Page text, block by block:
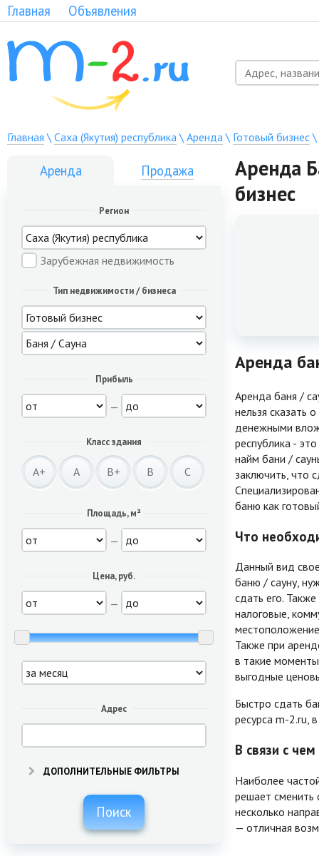
Главная Объявления
Главная \ Саха (Якутия) республика\ Аренда\ Готовый бизнес\
Аренда Продажа
Регион
Зарубежная недвижимость
Тип недвижимости / бизнеса
Прибыль
—
Класс здания
A+ A B+ B C
Площадь, м²
—
Цена, руб.
—
Адрес
ДОПОЛНИТЕЛЬНЫЕ ФИЛЬТРЫ
Поиск
Аренда
бизнес
Аренда
Аренда баня /
нельзя сказать
денежными
республика -
найм бани /
заключить, что
баню как
Что
Данный вид
баню / сауну,
сдать его.
налоговые,
Также при
в такие
выгодные
Быстро сдать
ресурса m-2.ru,
В связи с
Наиболее
решает сменить
несколько
— отличная